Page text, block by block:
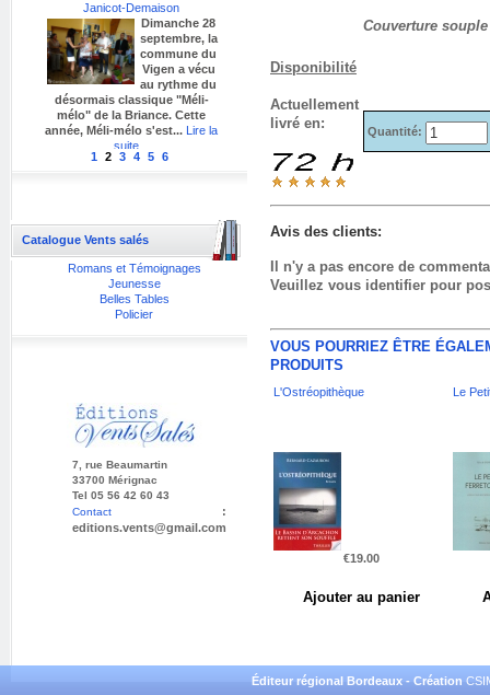
Janicot-Demaison
Dimanche 28
septembre, la
commune du
Vigen a vécu
au rythme du
désormais classique "Méli-
mélo" de la Briance. Cette
année, Méli-mélo s'est... Lire la
suite...
1
2 3 4 5 6
Catalogue Vents salés
Romans et Témoignages
Jeunesse
Belles Tables
Policier
7, rue Beaumartin
33700 Mérignac
Tel 05 56 42 60 43
Contact :
editions.vents@gmail.com
Couverture
Disponibilité
Actuellement
livré en:
Quantité:
Avis des clients:
Il n'y a pas encore de
Veuillez vous identifier pour
VOUS POURRIEZ ÊTRE
PRODUITS
L'Ostréopithèque
€19.00
Le
Éditeur régional Bordeaux - Création